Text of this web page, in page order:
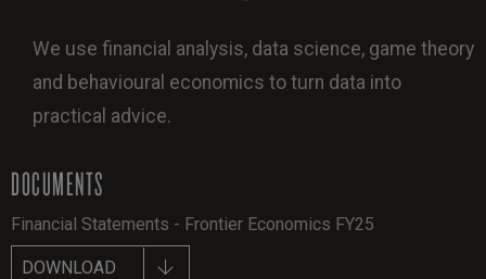
We use financial analysis, data science, game theory
and behavioural economics to turn data into
practical advice.
DOCUMENTS
Financial Statements - Frontier Economics FY25
DOWNLOAD